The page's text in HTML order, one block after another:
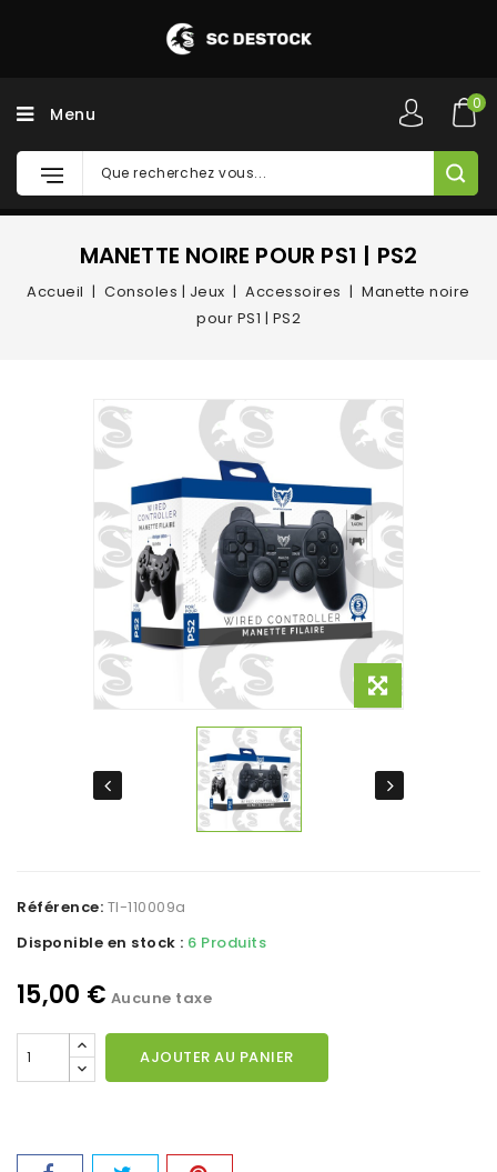
Menu
0
MANETTE NOIRE POUR PS1 | PS2
Accueil Consoles | Jeux Accessoires
Manette noire
pour PS1 | PS2
Référence: TI-110009a
Disponible en stock : 6 Produits
15,00 € Aucune taxe
AJOUTER AU PANIER